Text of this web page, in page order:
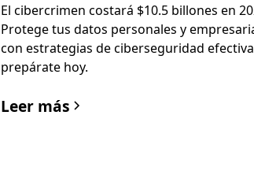
El cibercrimen costará $10.5 billones en
Protege tus datos personales y
con estrategias de ciberseguridad
prepárate hoy.
Leer más